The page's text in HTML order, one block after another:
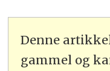
Denne
gammel og